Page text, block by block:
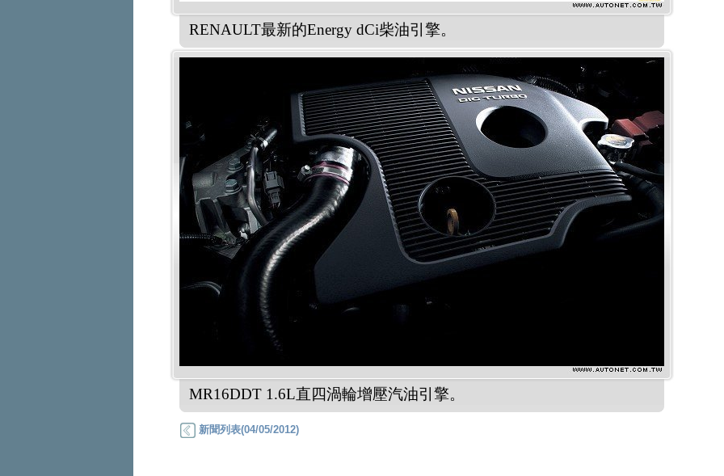
RENAULT最新的Energy dCi柴油引擎。
MR16DDT 1.6L直四渦輪增壓汽油引擎。
新聞列表(04/05/2012)